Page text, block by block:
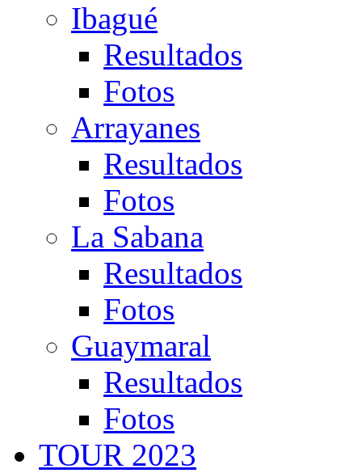
Ibagué
Resultados
Fotos
Arrayanes
Resultados
Fotos
La Sabana
Resultados
Fotos
Guaymaral
Resultados
Fotos
TOUR 2023